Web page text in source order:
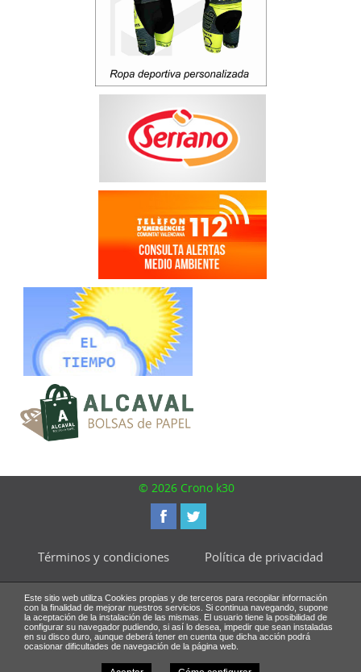
© 2026 Crono k30
Términos y condiciones
Política de privacidad
Diseño web
Este sitio web utiliza Cookies propias y de terceros para recopilar información
con la finalidad de mejorar nuestros servicios. Si continua navegando, supone
la aceptación de la instalación de las mismas. El usuario tiene la posibilidad de
configurar su navegador pudiendo, si así lo desea, impedir que sean instaladas
en su disco duro, aunque deberá tener en cuenta que dicha acción podrá
ocasionar dificultades de navegación de la página web.